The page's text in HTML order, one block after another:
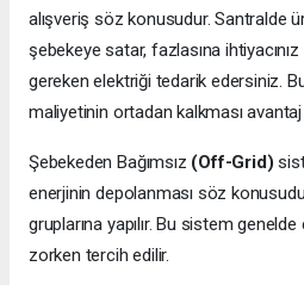
alışveriş söz konusudur. Santralde
şebekeye satar, fazlasına
gereken elektriği tedarik edersiniz.
maliyetinin ortadan kalkması
Şebekeden Bağımsız (Off-Grid)
enerjinin depolanması söz
gruplarına yapılır. Bu sistem
zorken tercih edilir.